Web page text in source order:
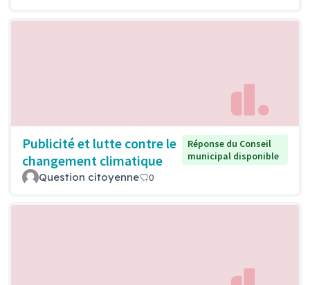
Publicité et lutte contre le
changement climatique
Réponse du Conseil
municipal disponible
Question citoyenne 0